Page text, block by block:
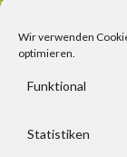
Wir verwenden
optimieren.
Funktional
Statistiken